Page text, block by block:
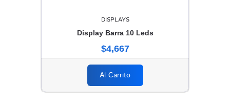
DISPLAYS
Display Barra 10 Leds
$4,667
Al Carrito